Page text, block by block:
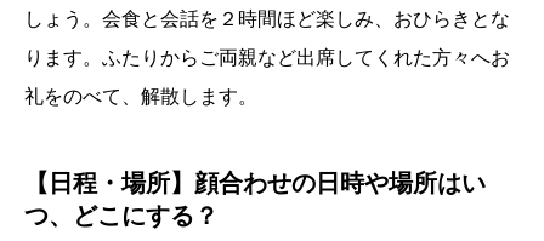
しょう。会食と会話を２時間ほど楽しみ、おひらきとな
ります。ふたりからご両親など出席してくれた方々へお
礼をのべて、解散します。
【日程・場所】顔合わせの日時や場所はい
つ、どこにする？